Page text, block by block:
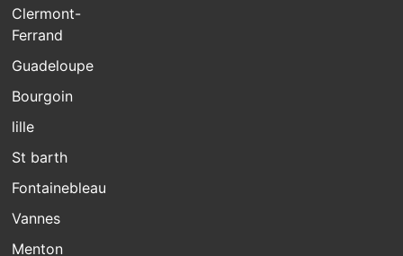
Clermont-
Ferrand
Guadeloupe
Bourgoin
lille
St barth
Fontainebleau
Vannes
Menton